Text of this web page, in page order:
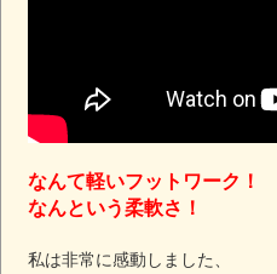
なんて軽いフットワーク！
なんという柔軟さ！
私は非常に感動しました、